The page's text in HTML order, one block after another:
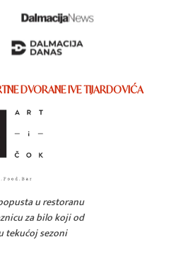
DVORANE IVE TIJARDOVIĆA
u restoranu
za bilo koji od
tekućoj sezoni